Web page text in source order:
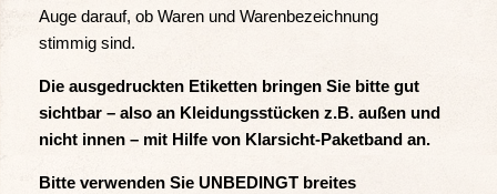
Auge darauf, ob Waren und Warenbezeichnung
stimmig sind.
Die ausgedruckten Etiketten bringen Sie bitte gut
sichtbar – also an Kleidungsstücken z.B. außen und
nicht innen – mit Hilfe von Klarsicht-Paketband an.
Bitte verwenden Sie UNBEDINGT breites